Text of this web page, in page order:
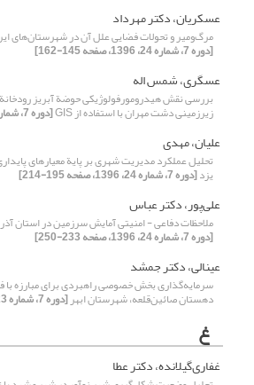
عسکریان، دکتر مهرداد
مرگ‌ومیر و تحولات فضایی علل آن در شهرستان‌های ایران در
[دوره 7، شماره 24، 1396، صفحه 145-162]
عسگری، شمس اله
بررسی نقش هیدرومورفولوژیکی حوضة آبریز
زیرزمینی دشت مهران با استفاده از GIS [دوره 7، شماره 25، 1396، صفحه 75-92]
علیان، مهدی
تحلیل عملکرد مدیریت شهری بر پایة معیارهای
یزد[دوره 7، شماره 24، 1396، صفحه 195-214]
علی‌پور، دکتر عباس
ملاحظات دفاعی - امنیتی آمایش سرزمین در استان
[دوره 7، شماره 24، 1396، صفحه 233-250]
عینالی، دکتر جمشد
سرمایه‌گذاری‌ بخش خصوصی راهبردی برای مبارزه با
دهستان صائین‌قلعه، شهرستان ابهر[دوره 7، شماره 23، 1396، صفحه 113-126]
غ
غفاری‌‌‌گیلانده، دکتر عطا